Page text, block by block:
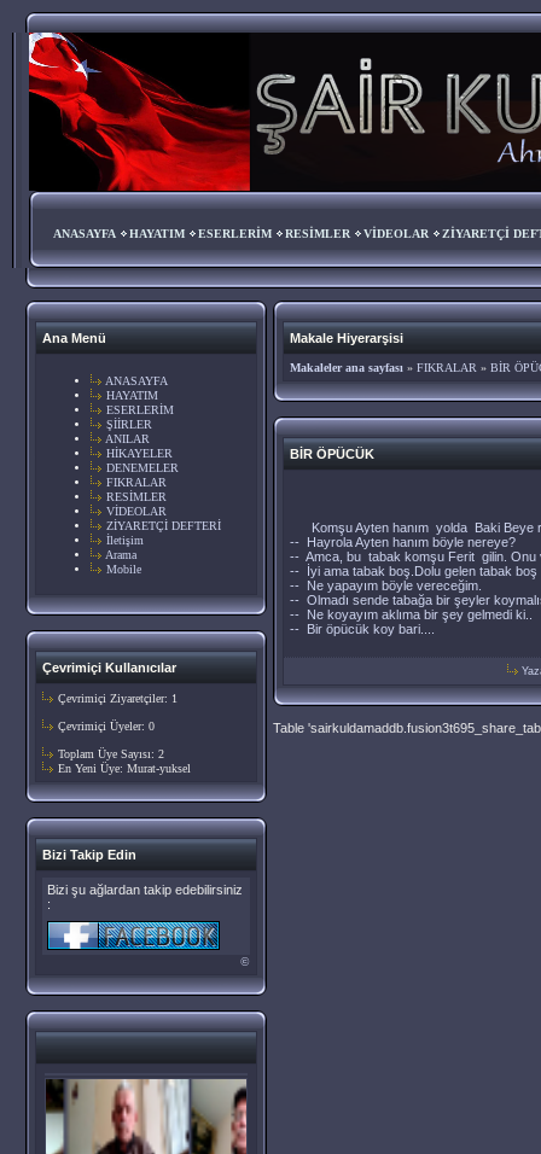
ANASAYFA HAYATIM ESERLERİM RESİMLER VİDEOLAR ZİYARETÇİ
Ana Menü
ANASAYFA
HAYATIM
ESERLERİM
ŞİİRLER
ANILAR
HİKAYELER
DENEMELER
FIKRALAR
RESİMLER
VİDEOLAR
ZİYARETÇİ DEFTERİ
İletişim
Arama
Mobile
Çevrimiçi Kullanıcılar
Çevrimiçi Ziyaretçiler: 1
Çevrimiçi Üyeler: 0
Toplam Üye Sayısı: 2
En Yeni Üye: Murat-yuksel
Bizi Takip Edin
Bizi şu ağlardan takip edebilirsiniz
:
©
Makale Hiyerarşisi
Makaleler ana sayfası » FIKRALAR » BİR
BİR ÖPÜCÜK
Komşu Ayten hanım yolda Baki Beye
-- Hayrola Ayten hanım böyle nereye?
-- Amca, bu tabak komşu Ferit gilin. Onu
-- İyi ama tabak boş.Dolu gelen tabak boş
-- Ne yapayım böyle vereceğim.
-- Olmadı sende tabağa bir şeyler
-- Ne koyayım aklıma bir şey gelmedi ki..
-- Bir öpücük koy bari....
Table